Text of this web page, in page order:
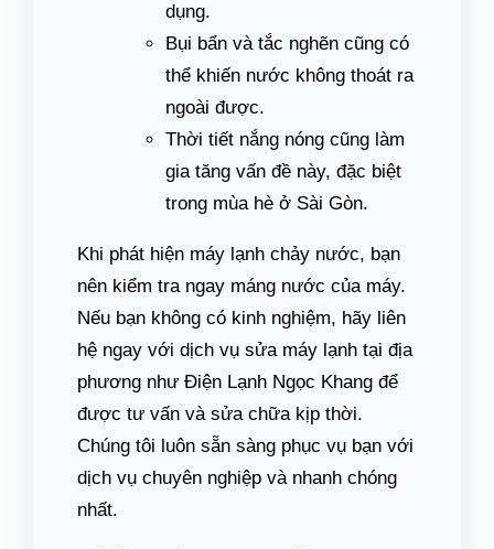
dụng.
Bụi bẩn và tắc nghẽn cũng có
thể khiến nước không thoát ra
ngoài được.
Thời tiết nắng nóng cũng làm
gia tăng vấn đề này, đặc biệt
trong mùa hè ở Sài Gòn.
Khi phát hiện máy lạnh chảy nước, bạn
nên kiểm tra ngay máng nước của máy.
Nếu bạn không có kinh nghiệm, hãy liên
hệ ngay với dịch vụ sửa máy lạnh tại địa
phương như Điện Lạnh Ngọc Khang để
được tư vấn và sửa chữa kịp thời.
Chúng tôi luôn sẵn sàng phục vụ bạn với
dịch vụ chuyên nghiệp và nhanh chóng
nhất.